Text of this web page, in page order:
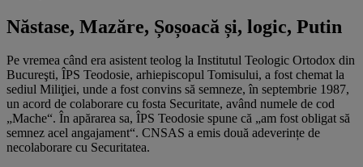
Năstase, Mazăre, Șoșoacă și, logic, Putin
Pe vremea când era asistent teolog la Institutul Teologic Ortodox din
Bucureşti, ÎPS Teodosie, arhiepiscopul Tomisului, a fost chemat la
sediul Miliţiei, unde a fost convins să semneze, în septembrie 1987,
un acord de colaborare cu fosta Securitate, având numele de cod
„Mache“. În apărarea sa, ÎPS Teodosie spune că „am fost obligat să
semnez acel angajament“. CNSAS a emis două adeverințe de
necolaborare cu Securitatea.